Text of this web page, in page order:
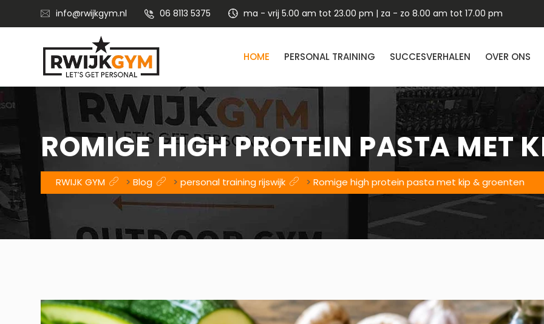
info@rwijkgym.nl 06 8113 5375 ma - vrij 5.00 am tot 23.00 pm | za - zo 8.00 am tot 17.00 pm
HOME PERSONAL TRAINING SUCCESVERHALEN OVER ONS
ROMIGE HIGH PROTEIN PASTA MET
RWIJK GYM > Blog > personal training rijswijk > Romige high protein pasta met kip & groenten